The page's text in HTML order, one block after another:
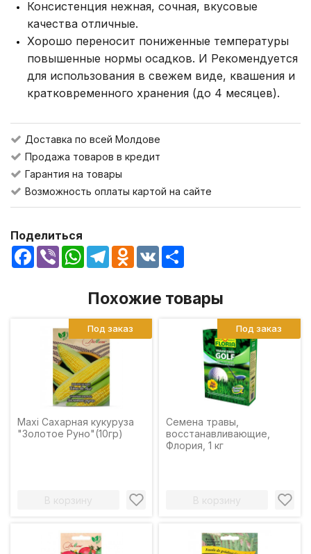
Консистенция нежная, сочная, вкусовые
качества отличные.
Хорошо переносит пониженные температуры
повышенные нормы осадков. И Рекомендуется
для использования в свежем виде, квашения и
кратковременного хранения (до 4 месяцев).
Доставка по всей Молдове
Продажа товаров в кредит
Гарантия на товары
Возможность оплаты картой на сайте
Поделиться
Facebook
Viber WhatsApp
TelegramOdnoklassniki
VK
Похожие товары
Maxi Сахарная кукуруза
"Золотое Руно"(10гр)
В корзину
Под заказ
Семена травы,
восстанавливающие,
Флория, 1 кг
В корзину
Под заказ